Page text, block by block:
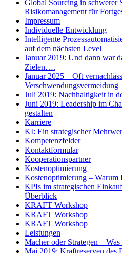
Global Sourcing in schwerer
Risikomanagement für
Impressum
Individuelle Entwicklung
Intelligente
auf dem nächsten Level
Januar 2019: Und dann war
Zielen….
Januar 2025 – Oft
Verschwendungsvermeidung
Juli 2019: Nachhaltigkeit in
Juni 2019: Leadership im
gestalten
Karriere
KI: Ein strategischer
Kompetenzfelder
Kontaktformular
Kooperationspartner
Kostenoptimierung
Kostenoptimierung – Warum
KPIs im strategischen
Überblick
KRAFT Workshop
KRAFT Workshop
KRAFT Workshop
Leistungen
Macher oder Strategen –